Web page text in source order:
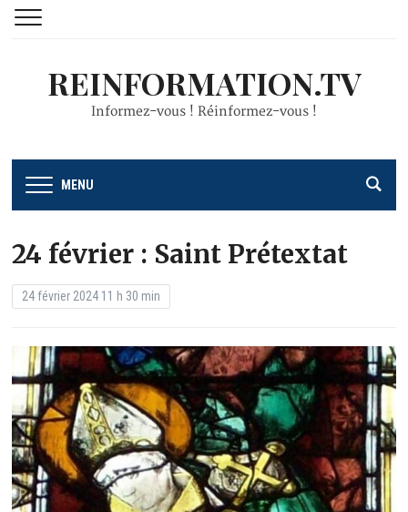
REINFORMATION.TV
Informez-vous ! Réinformez-vous !
MENU
24 février : Saint Prétextat
24 février 2024 11 h 30 min